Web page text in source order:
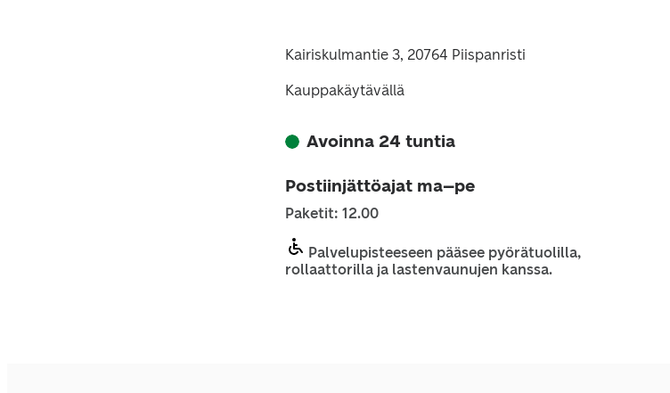
Kairiskulmantie 3, 20764 Piispanristi
Kauppakäytävällä
Avoinna 24 tuntia
Postiinjättöajat ma–pe
Paketit: 12.00
Palvelupisteeseen pääsee pyörätuolilla,
rollaattorilla ja lastenvaunujen kanssa.